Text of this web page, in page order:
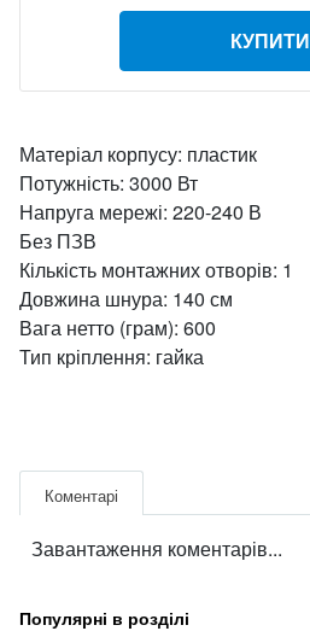
КУПИТИ
Матеріал корпусу: пластик
Потужність: 3000 Вт
Напруга мережі: 220-240 В
Без ПЗВ
Кількість монтажних отворів: 1
Довжина шнура: 140 см
Вага нетто (грам): 600
Тип кріплення: гайка
Коментарі
Завантаження коментарів...
Популярні в розділі